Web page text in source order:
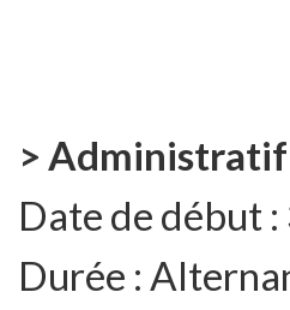
> Administratif
Date de début :
Durée :